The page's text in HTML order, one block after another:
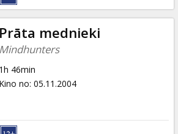
Prāta mednieki
Mindhunters
1h 46min
Kino no: 05.11.2004